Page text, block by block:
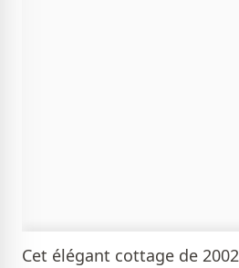
Cet élégant cottage de